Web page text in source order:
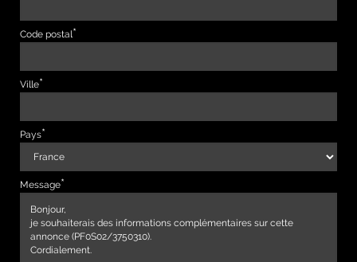
Code postal
Ville
Pays
Message